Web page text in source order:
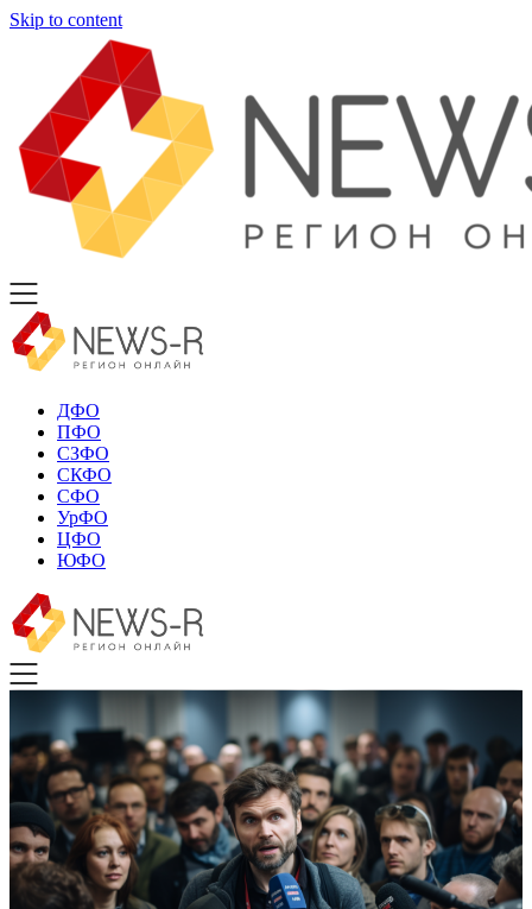
Skip to content
ДФО
ПФО
СЗФО
СКФО
СФО
УрФО
ЦФО
ЮФО